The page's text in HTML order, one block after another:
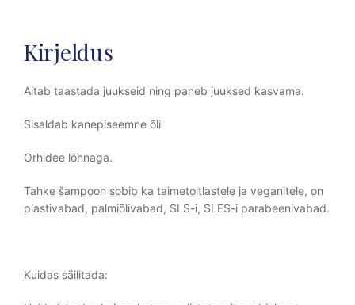
Kirjeldus
Aitab taastada juukseid ning paneb juuksed kasvama.
Sisaldab kanepiseemne õli
Orhidee lõhnaga.
Tahke šampoon sobib ka taimetoitlastele ja veganitele, on
plastivabad, palmiõlivabad, SLS-i, SLES-i parabeenivabad.
Kuidas säilitada: